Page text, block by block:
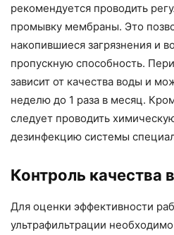
рекомендуется проводить
промывку мембраны. Это
накопившиеся загрязнения и
пропускную способность.
зависит от качества воды и
неделю до 1 раза в месяц.
следует проводить
дезинфекцию системы
Контроль качества
Для оценки эффективности
ультрафильтрации